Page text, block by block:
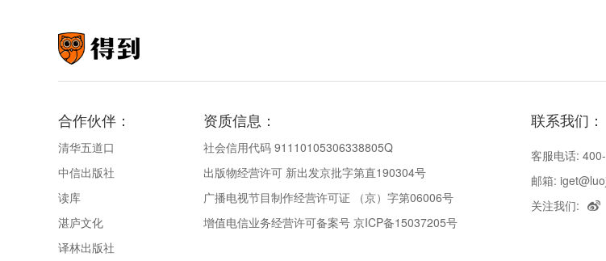
合作伙伴：
清华五道口
中信出版社
读库
湛庐文化
译林出版社
资质信息：
社会信用代码 91110105306338805Q
出版物经营许可 新出发京批字第直190304号
广播电视节目制作经营许可证 （京）字第06006号
增值电信业务经营许可备案号 京ICP备15037205号
联系我们：
客服电话:
邮箱:
关注我们: